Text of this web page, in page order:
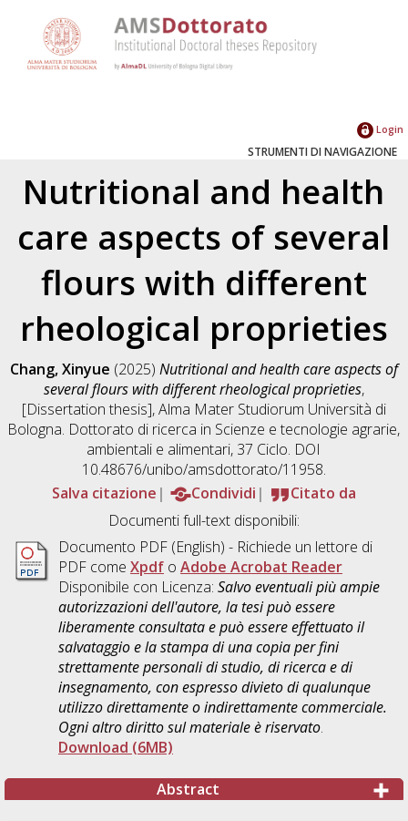
Login
STRUMENTI DI NAVIGAZIONE
Nutritional and health
care aspects of several
flours with different
rheological proprieties
Chang, Xinyue (2025) Nutritional and health care aspects of
several flours with different rheological proprieties,
[Dissertation thesis], Alma Mater Studiorum Università di
Bologna. Dottorato di ricerca in Scienze e tecnologie agrarie,
ambientali e alimentari, 37 Ciclo. DOI
10.48676/unibo/amsdottorato/11958.
Salva citazione
Condividi
Citato da
Documenti full-text disponibili:
Documento PDF(English) - Richiede un lettore di
PDF come Xpdfo Adobe Acrobat Reader
Disponibile con Licenza: Salvo eventuali più ampie
autorizzazioni dell'autore, la tesi può essere
liberamente consultata e può essere effettuato il
salvataggio e la stampa di una copia per fini
strettamente personali di studio, di ricerca e di
insegnamento, con espresso divieto di qualunque
utilizzo direttamente o indirettamente commerciale.
Ogni altro diritto sul materiale è riservato.
Download (6MB)
Abstract